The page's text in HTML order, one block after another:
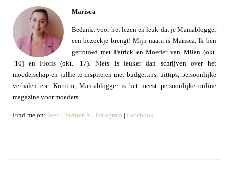
Marisca
Bedankt voor het lezen en leuk dat je Mamablogger
een bezoekje brengt! Mijn naam is Marisca. Ik ben
getrouwd met Patrick en Moeder van Milan (okt.
’10) en Floris (okt. ’17). Niets is leuker dan schrijven over het
moederschap en jullie te inspireren met budgettips, uittips, persoonlijke
verhalen etc. Kortom, Mamablogger is het meest persoonlijke online
magazine voor moeders.
Find me on: Web | Twitter/X | Instagram | Facebook